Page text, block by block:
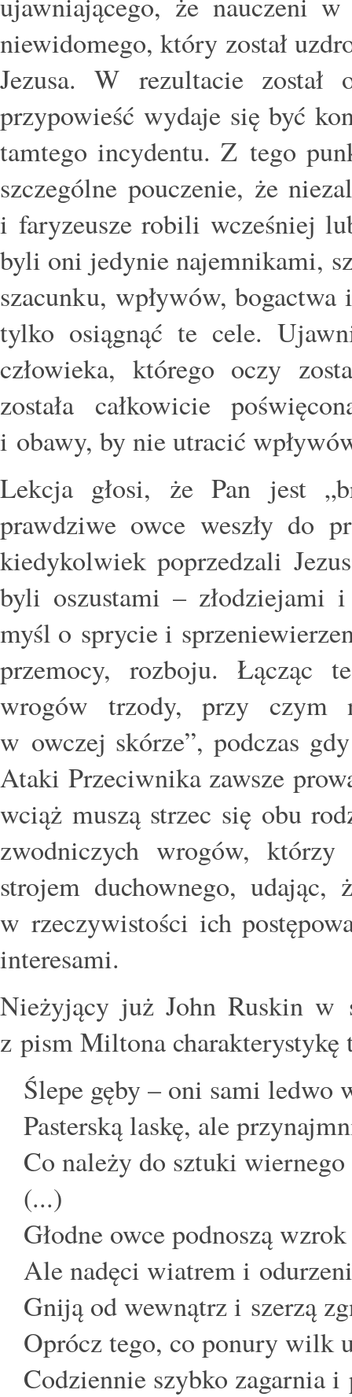
niewidomego, który został
Jezusa. W rezultacie został
przypowieść wydaje się być
tamtego incydentu. Z tego
szczególne pouczenie, że
i faryzeusze robili wcześniej
byli oni jedynie najemnikami,
szacunku, wpływów,
tylko osiągnąć te cele.
człowieka, którego oczy
została całkowicie
i obawy, by nie utracić
Lekcja głosi, że Pan jest
prawdziwe owce weszły do
kiedykolwiek poprzedzali
byli oszustami – złodziejami i
myśl o sprycie i
przemocy, rozboju. Łącząc
wrogów trzody, przy czym
w owczej skórze”, podczas
Ataki Przeciwnika zawsze
wciąż muszą strzec się obu
zwodniczych wrogów,
strojem duchownego,
w rzeczywistości ich
interesami.
Nieżyjący już John Ruskin w
z pism Miltona charakterystykę
Ślepe gęby – oni sami ledwo
Pasterską laskę, ale
Co należy do sztuki wiernego
(...)
Głodne owce podnoszą
Ale nadęci wiatrem i
Gniją od wewnątrz i szerzą
Oprócz tego, co ponury wilk
Codziennie szybko zagarnia i